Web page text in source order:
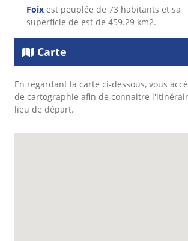
Foix est peuplée de 73 habitants et sa
superficie de est de 459.29 km2.
Carte
En regardant la carte ci-dessous, vous
de cartographie afin de connaitre
lieu de départ.